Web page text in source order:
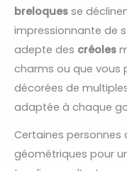
breloques se
impressionnante de
adepte des créoles
charms ou que vous
décorées de
adaptée à chaque
Certaines personnes
géométriques pour